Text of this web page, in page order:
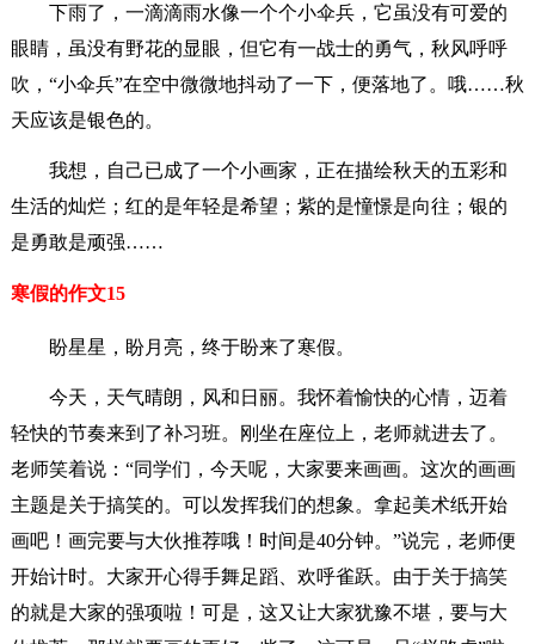
下雨了，一滴滴雨水像一个个小伞兵，它虽没有可爱的
眼睛，虽没有野花的显眼，但它有一战士的勇气，秋风呼呼
吹，“小伞兵”在空中微微地抖动了一下，便落地了。哦……秋
天应该是银色的。
我想，自己已成了一个小画家，正在描绘秋天的五彩和
生活的灿烂；红的是年轻是希望；紫的是憧憬是向往；银的
是勇敢是顽强……
寒假的作文15
盼星星，盼月亮，终于盼来了寒假。
今天，天气晴朗，风和日丽。我怀着愉快的心情，迈着
轻快的节奏来到了补习班。刚坐在座位上，老师就进去了。
老师笑着说：“同学们，今天呢，大家要来画画。这次的画画
主题是关于搞笑的。可以发挥我们的想象。拿起美术纸开始
画吧！画完要与大伙推荐哦！时间是40分钟。”说完，老师便
开始计时。大家开心得手舞足蹈、欢呼雀跃。由于关于搞笑
的就是大家的强项啦！可是，这又让大家犹豫不堪，要与大